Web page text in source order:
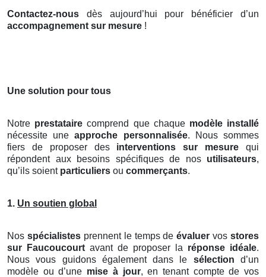
Contactez-nous dès aujourd’hui pour bénéficier d’un
accompagnement sur mesure !
Une solution pour tous
Notre prestataire comprend que chaque modèle installé
nécessite uneapproche personnalisée. Nous sommes
fiers de proposer des interventions sur mesure qui
répondent aux besoins spécifiques de nos utilisateurs,
qu’ils soient particuliers ou commerçants.
1. Un soutien global
Nos spécialistesprennent le temps deévaluer vos stores
sur Faucoucourt avant de proposer la réponse idéale.
Nous vous guidons également dans le sélection d’un
modèle ou d’une mise à jour, en tenant compte de vos